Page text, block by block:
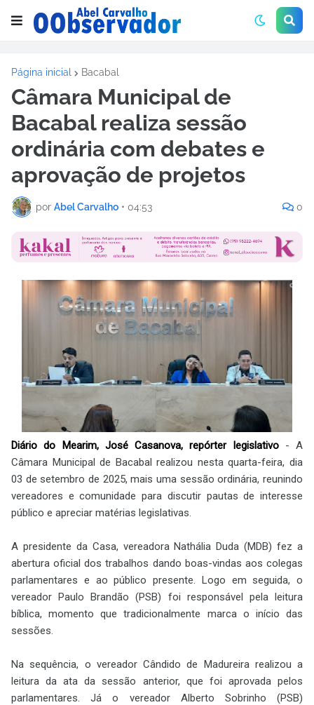
Página inicial Bacabal
Câmara Municipal de
Bacabal realiza sessão
ordinária com debates e
aprovação de projetos
por Abel Carvalho • 04:53 0
Diário do Mearim, José Casanova, repórter legislativo- A
Câmara Municipal de Bacabal realizou nesta quarta-feira, dia
03 de setembro de 2025, mais uma sessão ordinária, reunindo
vereadores e comunidade para discutir pautas de interesse
público e apreciar matérias legislativas.
A presidente da Casa, vereadora Nathália Duda (MDB) fez a
abertura oficial dos trabalhos dando boas-vindas aos colegas
parlamentares e ao público presente. Logo em seguida, o
vereador Paulo Brandão (PSB) foi responsável pela leitura
bíblica, momento que tradicionalmente marca o início das
sessões.
Na sequência, o vereador Cândido de Madureira realizou a
leitura da ata da sessão anterior, que foi aprovada pelos
parlamentares. Já o vereador Alberto Sobrinho (PSB)